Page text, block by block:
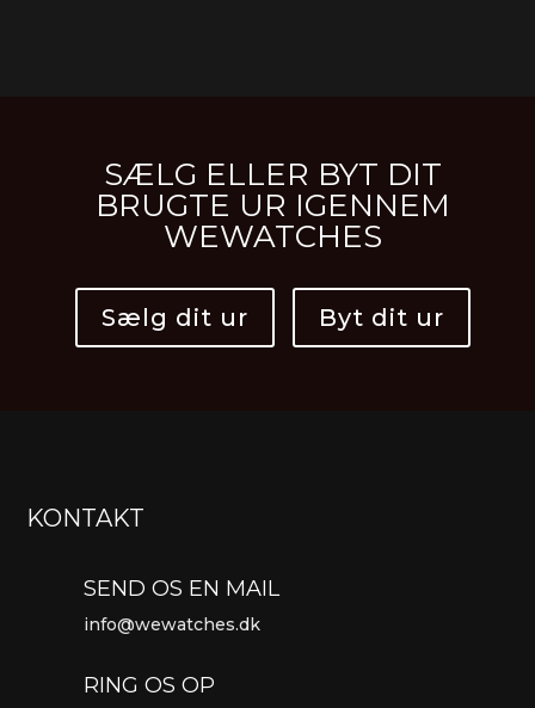
SÆLG ELLER BYT DIT
BRUGTE UR IGENNEM
WEWATCHES
Sælg dit ur Byt dit ur
KONTAKT
SEND OS EN MAIL
info@wewatches.dk
RING OS OP